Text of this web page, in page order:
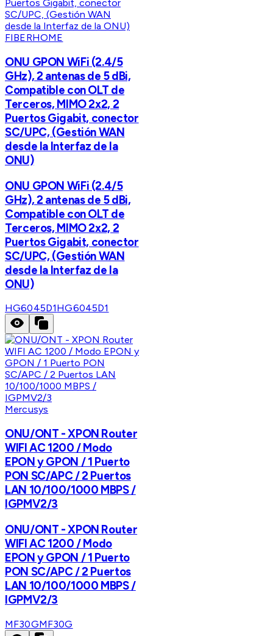
FIBERHOME
ONU GPON WiFi (2.4/5
GHz), 2 antenas de 5 dBi,
Compatible con OLT de
Terceros, MIMO 2x2, 2
Puertos Gigabit, conector
SC/UPC, (Gestión WAN
desde la Interfaz de la
ONU)
ONU GPON WiFi (2.4/5
GHz), 2 antenas de 5 dBi,
Compatible con OLT de
Terceros, MIMO 2x2, 2
Puertos Gigabit, conector
SC/UPC, (Gestión WAN
desde la Interfaz de la
ONU)
HG6045D1HG6045D1
Mercusys
ONU/ONT - XPON Router
WIFI AC 1200 / Modo
EPON y GPON / 1 Puerto
PON SC/APC / 2 Puertos
LAN 10/100/1000 MBPS /
IGPMV2/3
ONU/ONT - XPON Router
WIFI AC 1200 / Modo
EPON y GPON / 1 Puerto
PON SC/APC / 2 Puertos
LAN 10/100/1000 MBPS /
IGPMV2/3
MF30GMF30G